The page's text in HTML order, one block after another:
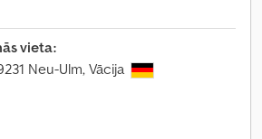
vieta:
Neu-Ulm, Vācija